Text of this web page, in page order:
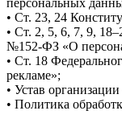
• Ст. 23, 24
• Ст. 2, 5, 6, 7, 9,
№152-ФЗ «О
• Ст. 18
рекламе»;
• Устав
• Политика